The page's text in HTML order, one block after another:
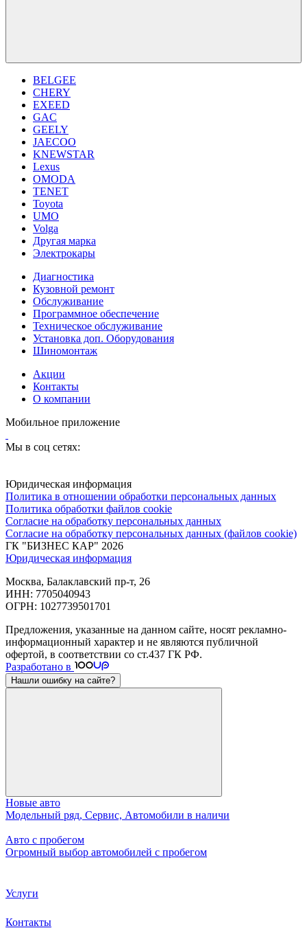
BELGEE
CHERY
EXEED
GAC
GEELY
JAECOO
KNEWSTAR
Lexus
OMODA
TENET
Toyota
UMO
Volga
Другая марка
Электрокары
Диагностика
Кузовной ремонт
Обслуживание
Программное обеспечение
Техническое обслуживание
Установка доп. Оборудования
Шиномонтаж
Акции
Контакты
О компании
Мобильное приложение
Мы в соц сетях:
Юридическая информация
Политика в отношении обработки персональных данных
Политика обработки файлов cookie
Согласие на обработку персональных данных
Согласие на обработку персональных данных (файлов cookie)
ГК "БИЗНЕС КАР" 2026
Юридическая информация
Москва, Балаклавский пр-т, 26
ИНН: 7705040943
ОГРН: 1027739501701
Предложения, указанные на данном сайте, носят рекламно-
информационный характер и не являются публичной
офертой, в соответствии со ст.437 ГК РФ.
Разработано в
Нашли ошибку на сайте?
Новые авто
Модельный ряд, Сервис, Автомобили в наличи
Авто с пробегом
Огромный выбор автомобилей с пробегом
Услуги
Контакты